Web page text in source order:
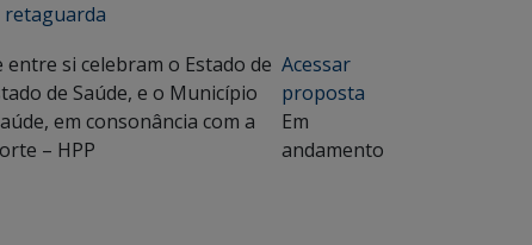
retaguarda
si celebram o Estado de
de Saúde, e o Município
em consonância com a
– HPP
Acessar
proposta
Em
andamento